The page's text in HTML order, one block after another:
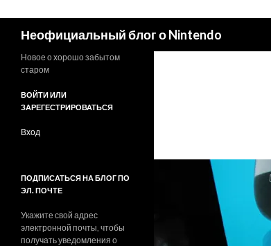
Неофициальный блог о Nintendo
Новое о хорошо забытом
старом
ВОЙТИ ИЛИ
ЗАРЕГЕСТРИРОВАТЬСЯ
Вход
ПОДПИСАТЬСЯ НА БЛОГ ПО
ЭЛ. ПОЧТЕ
Укажите свой адрес
электронной почты, чтобы
получать уведомления о